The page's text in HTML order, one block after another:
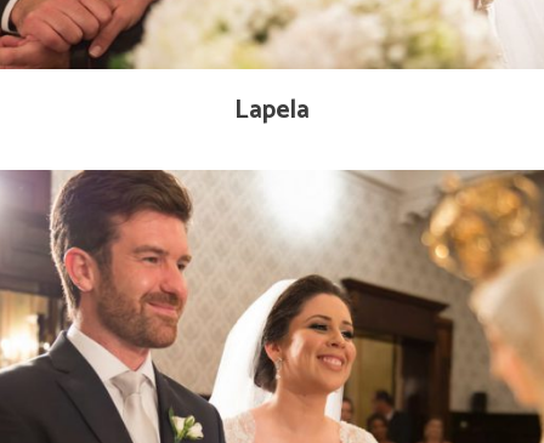
Lapela